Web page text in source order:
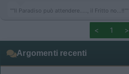
""Il Paradiso può attendere....., il Fritto no...!!""
< 1 >
Argomenti recenti